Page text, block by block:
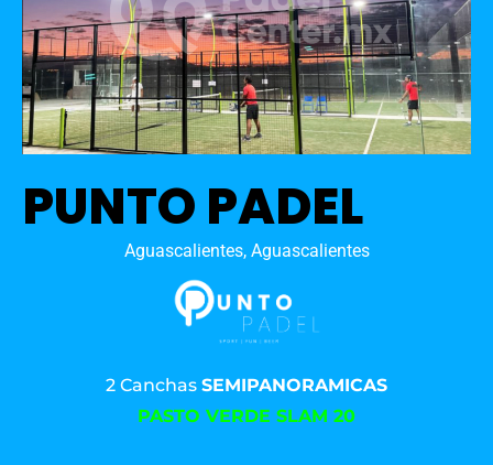
PUNTO PADEL
Aguascalientes, Aguascalientes
2 Canchas SEMIPANORAMICAS
PASTO VERDE SLAM 20